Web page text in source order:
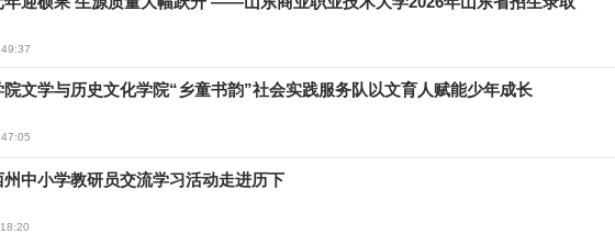
文学与历史文化学院“乡童书韵”社会实践服务队以文育人赋能少年成长
中小学教研员交流学习活动走进历下